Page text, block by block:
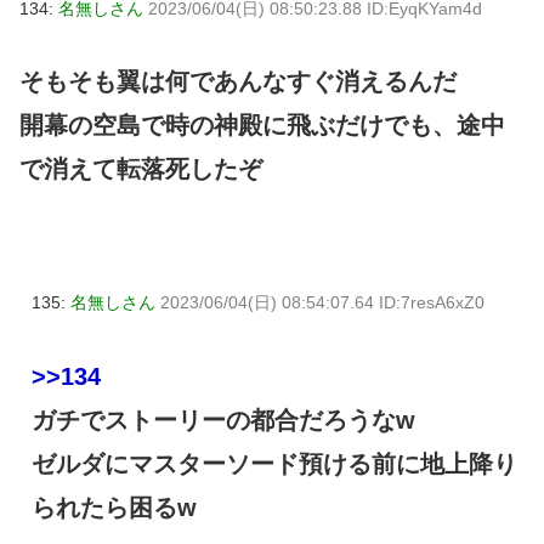
134: 名無しさん 2023/06/04(日) 08:50:23.88 ID:EyqKYam4d
そもそも翼は何であんなすぐ消えるんだ
開幕の空島で時の神殿に飛ぶだけでも、途中
で消えて転落死したぞ
135: 名無しさん 2023/06/04(日) 08:54:07.64 ID:7resA6xZ0
>>134
ガチでストーリーの都合だろうなw
ゼルダにマスターソード預ける前に地上降り
られたら困るw